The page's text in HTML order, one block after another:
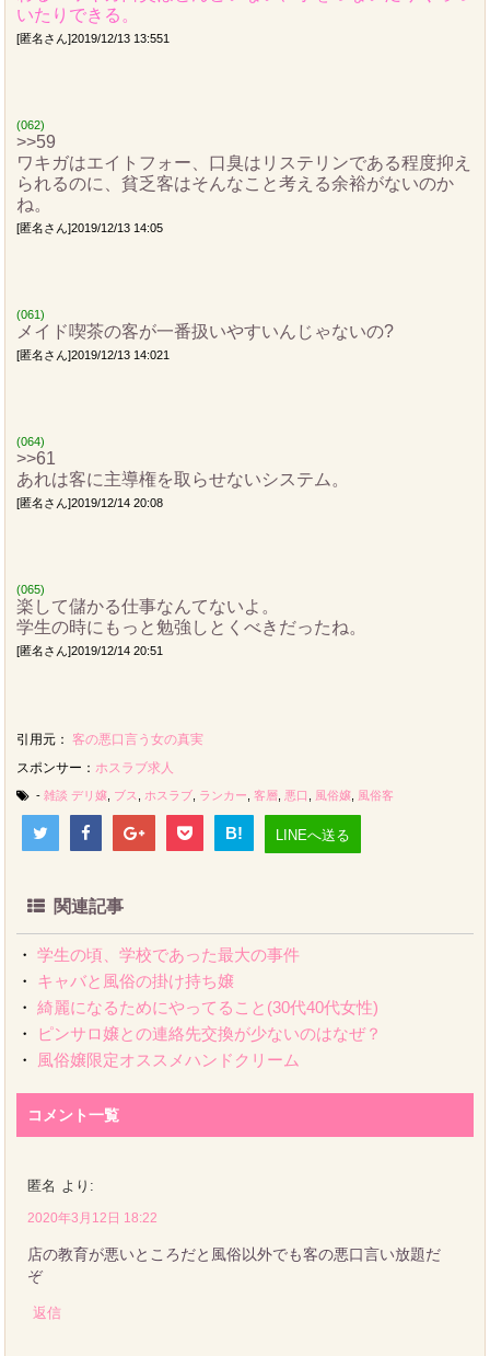
いたりできる。
[匿名さん]2019/12/13 13:551
(062)
>>59
ワキガはエイトフォー、口臭はリステリンである程度抑え
られるのに、貧乏客はそんなこと考える余裕がないのか
ね。
[匿名さん]2019/12/13 14:05
(061)
メイド喫茶の客が一番扱いやすいんじゃないの?
[匿名さん]2019/12/13 14:021
(064)
>>61
あれは客に主導権を取らせないシステム。
[匿名さん]2019/12/14 20:08
(065)
楽して儲かる仕事なんてないよ。
学生の時にもっと勉強しとくべきだったね。
[匿名さん]2019/12/14 20:51
引用元： 客の悪口言う女の真実
スポンサー：ホスラブ求人
-雑談 デリ嬢 ブス ホスラブ ランカー ,客層 悪口 風俗嬢 風俗客
B! LINEへ送る
関連記事
・ 学生の頃、学校であった最大の事件
・
キャバと風俗の掛け持ち嬢
・ 綺麗になるためにやってること(30代40代女性)
・
ピンサロ嬢との連絡先交換が少ないのはなぜ？
・
風俗嬢限定オススメハンドクリーム
コメント一覧
匿名 より:
2020年3月12日 18:22
店の教育が悪いところだと風俗以外でも客の悪口言い放題だ
ぞ
返信